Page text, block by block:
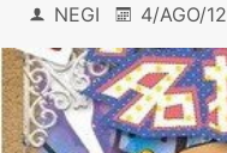
NEGI 4/AGO/12